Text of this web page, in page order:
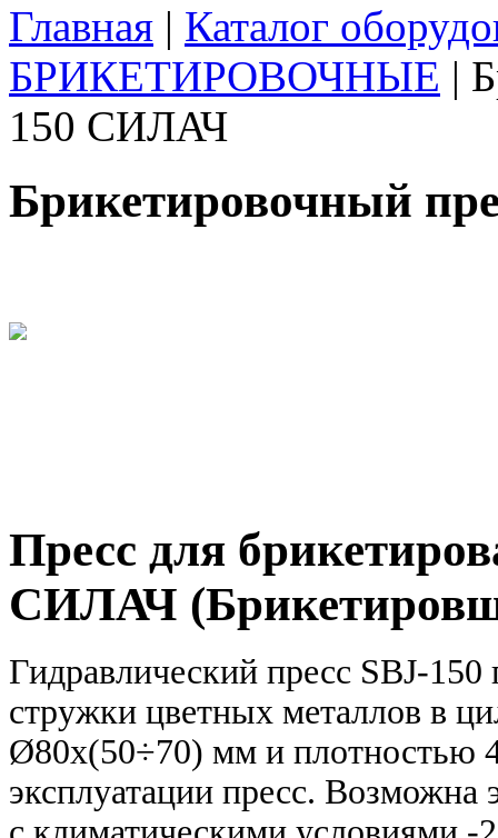
Главная | Каталог
БРИКЕТИРОВОЧНЫЕ |
150 СИЛАЧ
Брикетировочный
Пресс для
СИЛАЧ
Гидравлический пресс SBJ-150
стружки цветных металлов в
Ø80х(50÷70) мм и плотностью
эксплуатации пресс.